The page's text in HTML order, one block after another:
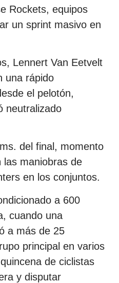
Rockets, equipos
un sprint masivo en
Lennert Van Eetvelt
una rápido
el pelotón,
neutralizado
del final, momento
las maniobras de
en los conjuntos.
a 600
cuando una
a más de 25
principal en varios
de ciclistas
y disputar